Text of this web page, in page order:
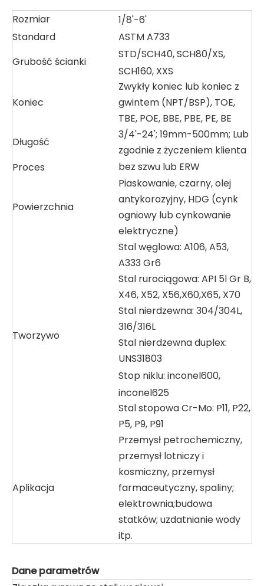
Rozmiar
1/8'-6'
Standard
ASTM A733
Grubość ścianki
STD/SCH40, SCH80/XS,
SCH160, XXS
Koniec
Zwykły koniec lub koniec z
gwintem (NPT/BSP), TOE,
TBE, POE, BBE, PBE, PE, BE
Długość
3/4'-24'; 19mm-500mm; Lub
zgodnie z życzeniem klienta
Proces
bez szwu lub ERW
Powierzchnia
Piaskowanie, czarny, olej
antykorozyjny, HDG (cynk
ogniowy lub cynkowanie
elektryczne)
Tworzywo
Stal węglowa: A106, A53,
A333 Gr6
Stal rurociągowa: API 5l Gr B,
X46, X52, X56,X60,X65, X70
Stal nierdzewna: 304/304L,
316/316L
Stal nierdzewna duplex:
UNS31803
Stop niklu: inconel600,
inconel625
Stal stopowa Cr-Mo: P11, P22,
P5, P9, P91
Aplikacja
Przemysł petrochemiczny,
przemysł lotniczy i
kosmiczny, przemysł
farmaceutyczny, spaliny;
elektrownia;budowa
statków; uzdatnianie wody
itp.
Dane parametrów